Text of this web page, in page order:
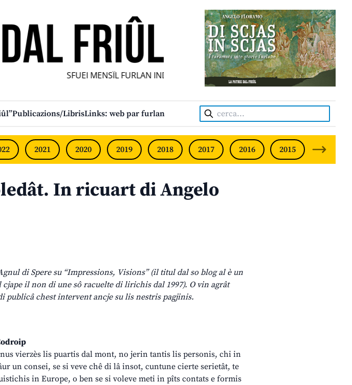
SFUEI MENSÎL FURLAN INDIPENDENT • INDEPENDENT FRIULIAN MONTHLY •
Publicazions/LibrisLinks: web par furlan Cerca:
2021 2020 2019 2018 2017 2016 2015 2014
In ricuart di Angelo
di Spere su “Impressions, Visions” (il titul dal so blog al è un
cjape il non di une sô racuelte di lirichis dal 1997). O vin agrât
publicâ chest intervent ancje su lis nestris pagjinis.
vierzès lis puartis dal mont, no jerin tantis lis personis, chi in
un consei, se si veve chê di lâ insot, cuntune cierte serietât, te
in Europe, o ben se si voleve meti in pîts contats e formis